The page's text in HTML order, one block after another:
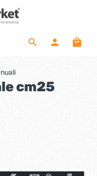
cm25